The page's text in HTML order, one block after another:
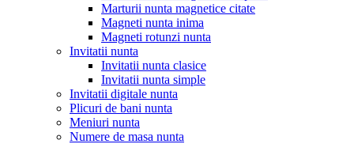
Marturii nunta magnetice citate
Magneti nunta inima
Magneti rotunzi nunta
Invitatii nunta
Invitatii nunta clasice
Invitatii nunta simple
Invitatii digitale nunta
Plicuri de bani nunta
Meniuri nunta
Numere de masa nunta